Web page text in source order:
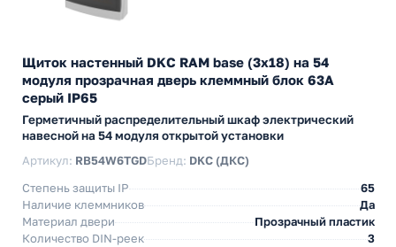
Щиток настенный DKC RAM base (3х18) на 54
модуля прозрачная дверь клеммный блок 63А
серый IP65
Герметичный распределительный шкаф электрический
навесной на 54 модуля открытой установки
Артикул: RB54W6TGDБренд: DKC (ДКС)
Степень защиты IP
65
Наличие клеммников
Да
Материал двери
Прозрачный пластик
Количество DIN-реек
3